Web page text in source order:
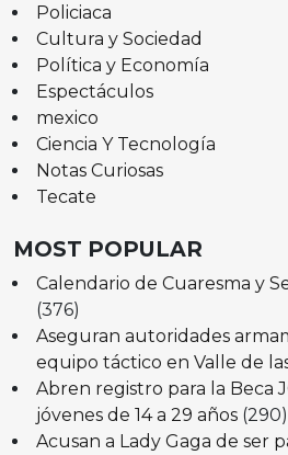
Policiaca
Cultura y Sociedad
Política y Economía
Espectáculos
mexico
Ciencia Y Tecnología
Notas Curiosas
Tecate
MOST POPULAR
Calendario de Cuaresma y
(376)
Aseguran autoridades
equipo táctico en Valle de
Abren registro para la Beca
jóvenes de 14 a 29 años (290)
Acusan a Lady Gaga de ser